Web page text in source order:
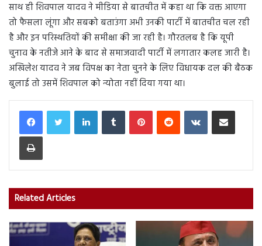
साथ ही शिवपाल यादव ने मीडिया से बातचीत में कहा था कि वक्त आएगा
तो फैसला लूंगा और सबको बताउंगा अभी उनकी पार्टी में बातचीत चल रही
है और इन परिस्थतियों की समीक्षा की जा रही है। गौरतलब है कि यूपी
चुनाव के नतीजे आने के बाद से समाजवादी पार्टी में लगातार कलह जारी है।
अखिलेश यादव ने जब विपक्ष का नेता चुनने के लिए विधायक दल की बैठक
बुलाई तो उसमें शिवपाल को न्योता नहीं दिया गया था।
LinkedInTumblr PinterestReddit VKontakteShare via Email
Print
Related Articles